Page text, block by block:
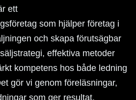
ett
som hjälper företag i
och skapa förutsägbar
effektiva metoder
kompetens hos både ledning
gör vi genom föreläsningar,
som ger resultat.